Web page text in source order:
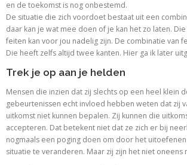
en de toekomst is nog onbestemd.
De situatie die zich voordoet bestaat uit een
daar kan je wat mee doen of je kan het zo laten.
feiten kan voor jou nadelig zijn. De combinatie van
Die heeft zelfs altijd twee kanten. Hier ga ik later
Trek je op aan je helden
Mensen die inzien dat zij slechts op een heel klein
gebeurtenissen echt invloed hebben weten dat zij
uitkomst niet kunnen bepalen. Zij kunnen die
accepteren. Dat betekent niet dat ze zich er bij
nogmaals een poging doen om door het
situatie te veranderen. Maar zij zijn het niet